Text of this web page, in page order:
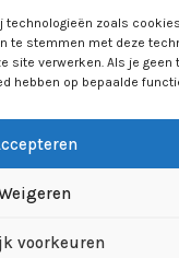
technologieën zoals
te stemmen met deze
site verwerken. Als je
hebben op bepaalde
voorkeuren